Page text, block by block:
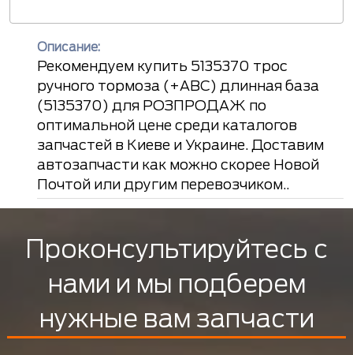
Описание:
Рекомендуем купить 5135370 трос
ручного тормоза (+ABC) длинная база
(5135370) для РОЗПРОДАЖ по
оптимальной цене среди каталогов
запчастей в Киеве и Украине. Доставим
автозапчасти как можно скорее Новой
Почтой или другим перевозчиком..
Проконсультируйтесь с
нами и мы подберем
нужные вам запчасти